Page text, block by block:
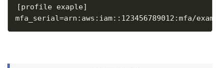
[profile exaple]
mfa_serial=arn:aws:iam::123456789012:mfa/